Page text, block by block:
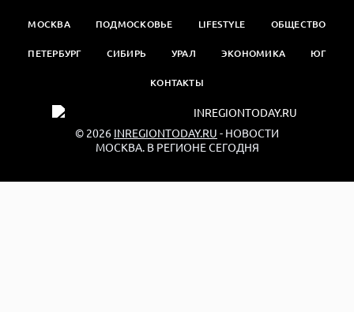
МОСКВА ПОДМОСКОВЬЕ LIFESTYLE ОБЩЕСТВО
ПЕТЕРБУРГ СИБИРЬ УРАЛ ЭКОНОМИКА ЮГ
КОНТАКТЫ
© 2026 INREGIONTODAY.RU - НОВОСТИ
МОСКВА. В РЕГИОНЕ СЕГОДНЯ